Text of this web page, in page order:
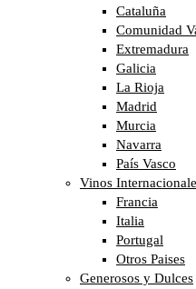
Cataluña
Comunidad
Extremadura
Galicia
La Rioja
Madrid
Murcia
Navarra
País Vasco
Vinos
Francia
Italia
Portugal
Otros Paises
Generosos y Dulces